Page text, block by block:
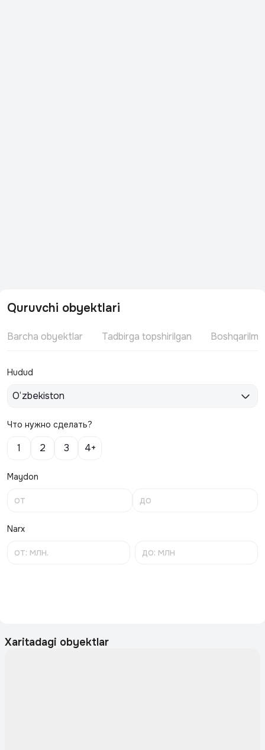
Quruvchi obyektlari
Barcha obyektlar Tadbirga topshirilgan
Hudud
O‘zbekiston
Что нужно сделать?
1 2 3 4+
Maydon
Narx
Xaritadagi obyektlar